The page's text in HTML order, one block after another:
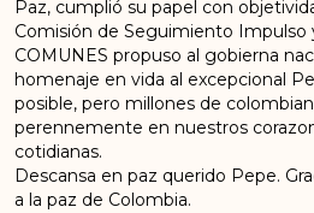
Paz, cumplió su papel con
Comisión de Seguimiento Impulso
COMUNES propuso al gobierna
homenaje en vida al excepcional
posible, pero millones de
perennemente en nuestros
cotidianas.
Descansa en paz querido Pepe.
a la paz de Colombia.